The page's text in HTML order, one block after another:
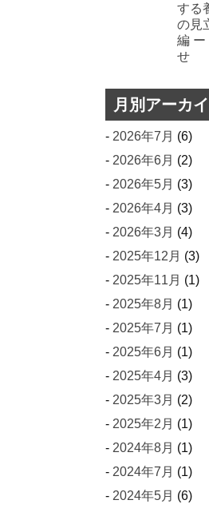
する
の見
編 ー
せ
月別アーカ
2026年7月 (6)
2026年6月 (2)
2026年5月 (3)
2026年4月 (3)
2026年3月 (4)
2025年12月 (3)
2025年11月 (1)
2025年8月 (1)
2025年7月 (1)
2025年6月 (1)
2025年4月 (3)
2025年3月 (2)
2025年2月 (1)
2024年8月 (1)
2024年7月 (1)
2024年5月 (6)